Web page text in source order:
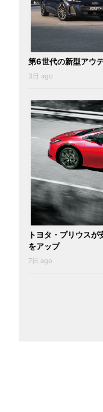
第6世代の新型アウ
3日 ago
トヨタ・プリウス
をアップ
7日 ago